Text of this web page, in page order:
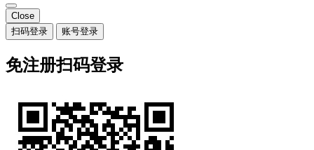
Close
扫码登录
账号登录
免注册扫码登录